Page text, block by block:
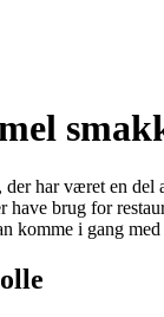
har været en
have brug for
i gang med